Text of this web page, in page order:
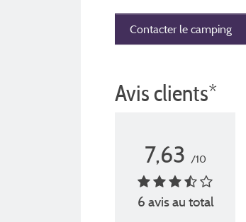
Contacter le camping
Avis clients*
7,63 /10
6 avis au total